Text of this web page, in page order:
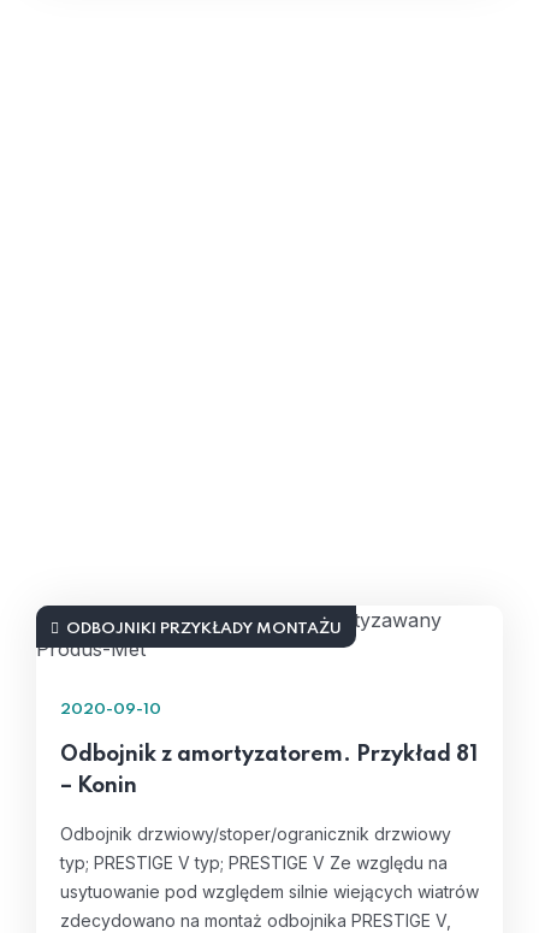
ODBOJNIKI PRZYKŁADY MONTAŻU
2020-09-10
Odbojnik z amortyzatorem. Przykład 81
– Konin
Odbojnik drzwiowy/stoper/ogranicznik drzwiowy
typ; PRESTIGE V typ; PRESTIGE V Ze względu na
usytuowanie pod względem silnie wiejących wiatrów
zdecydowano na montaż odbojnika PRESTIGE V,